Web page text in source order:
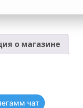
о магазине
чат